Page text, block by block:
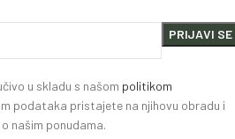
u skladu s našom politikom
podataka pristajete na njihovu obradu i
našim ponudama.